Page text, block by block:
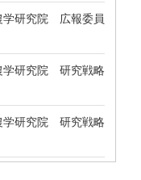
学研究院 広報委員
学研究院 研究戦略
学研究院 研究戦略